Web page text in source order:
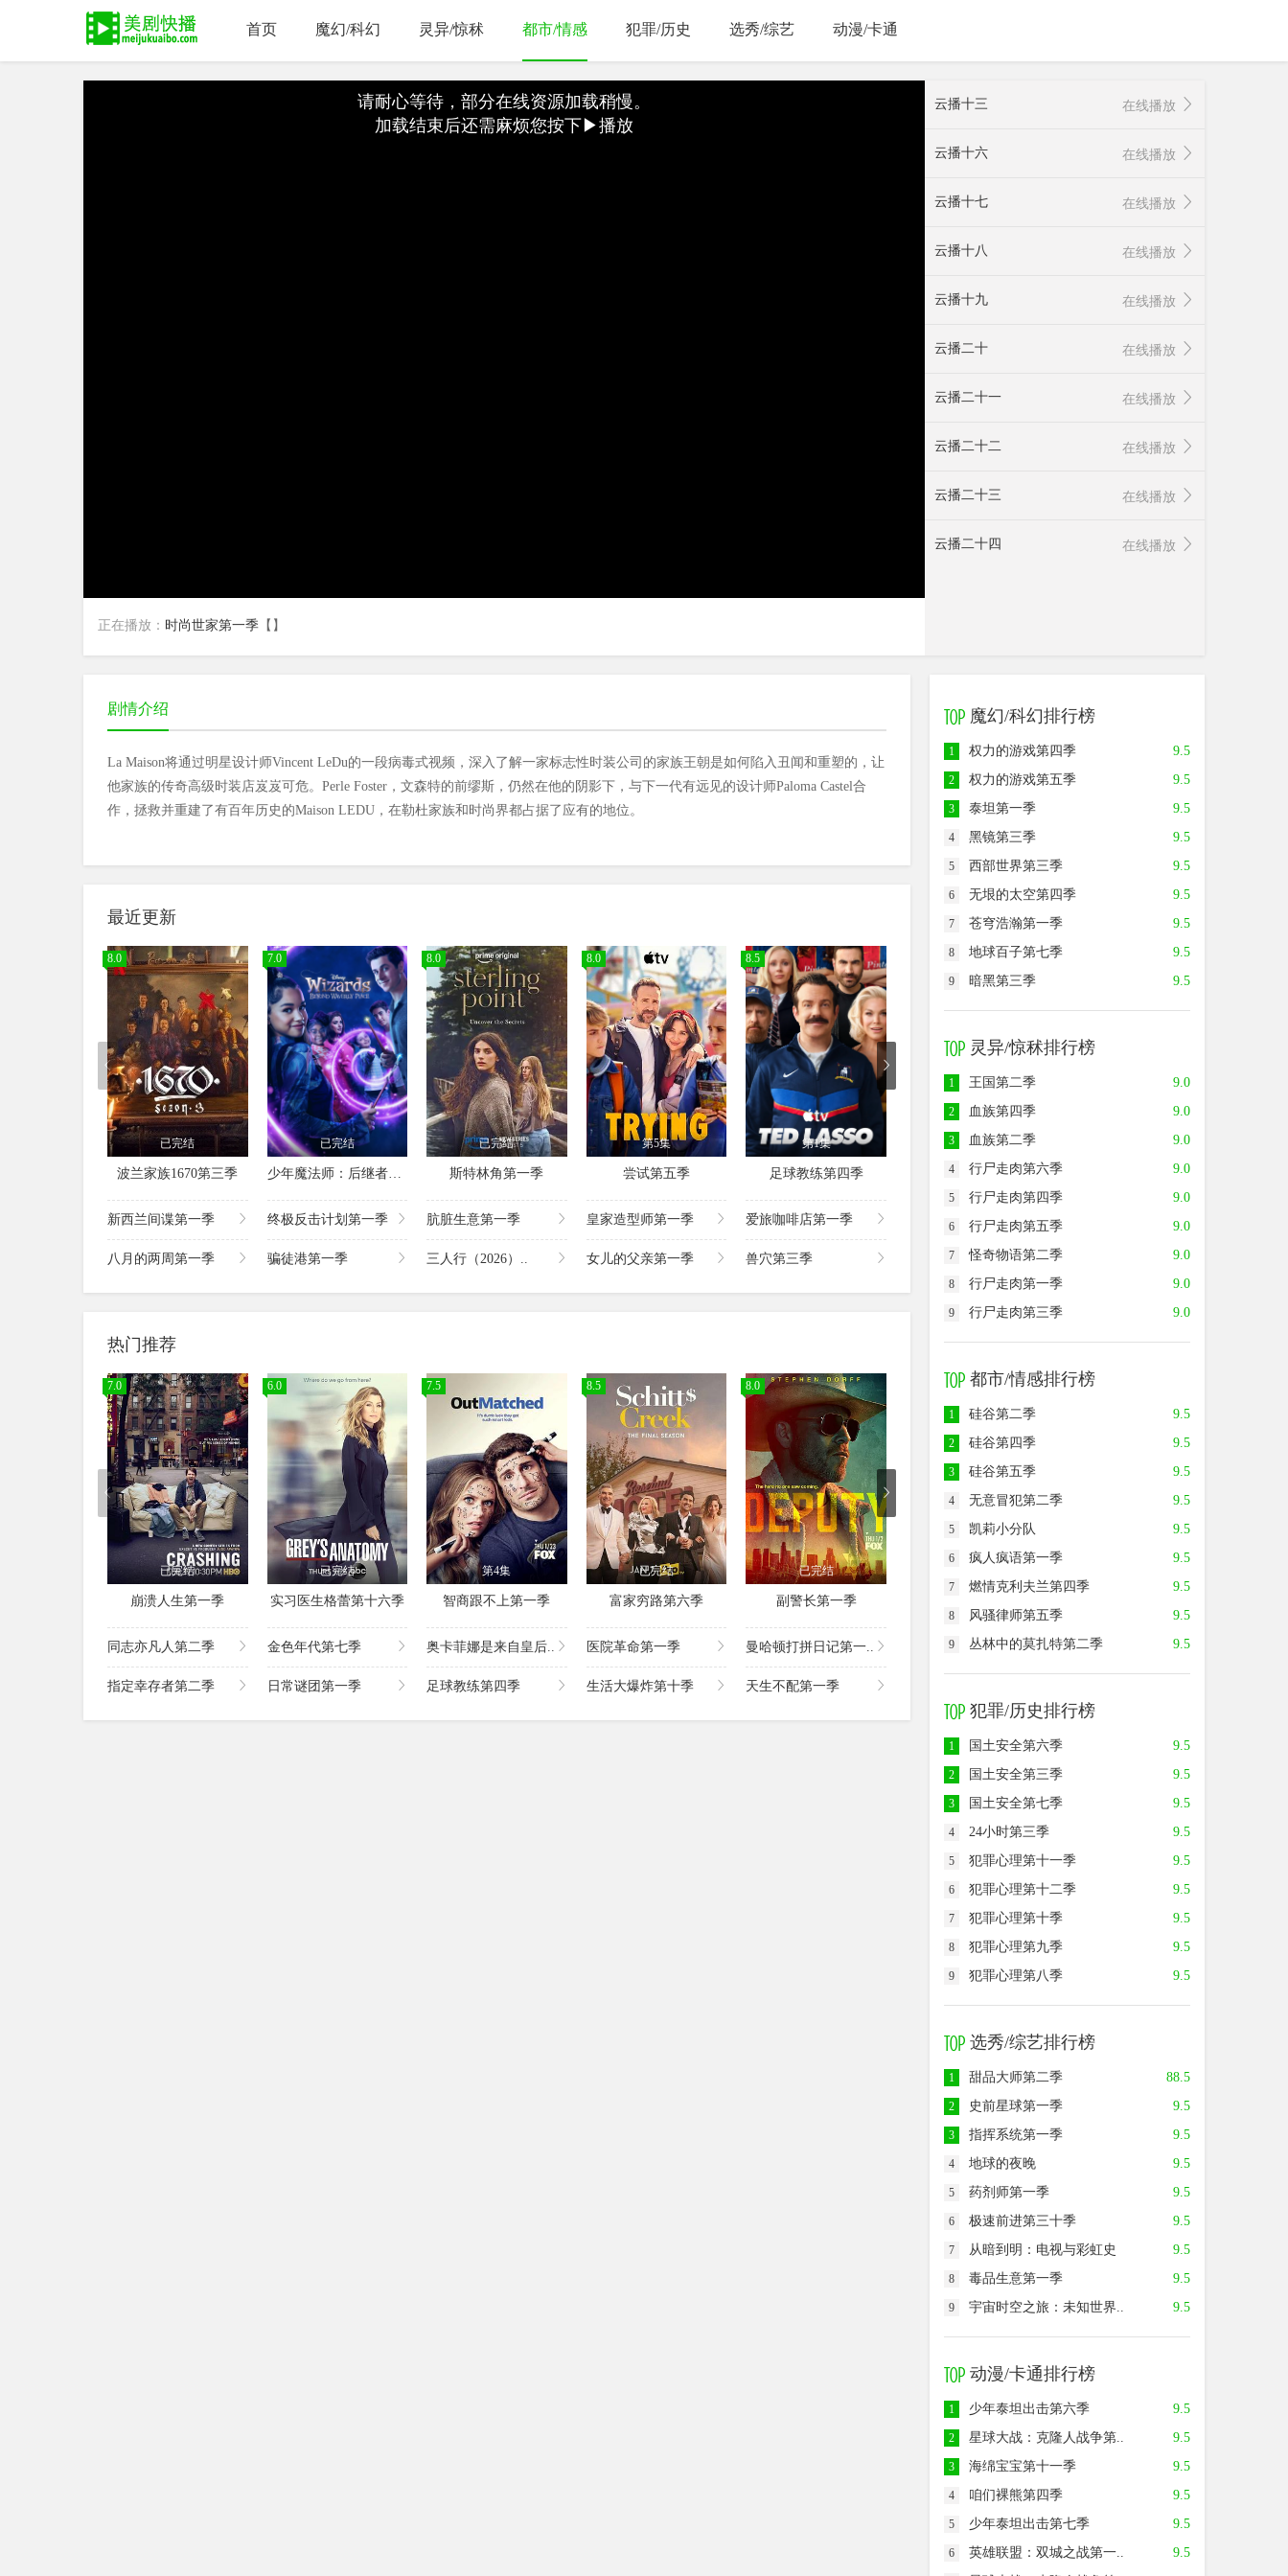
首页 魔幻/科幻 灵异/惊秫 都市/情感 犯罪/历史 选秀/综艺 动漫/卡通
请耐心等待，部分在线资源加载稍慢。
加载结束后还需麻烦您按下▶播放
正在播放： 时尚世家第一季 【】
在线播放
云播十三
在线播放
云播十六
在线播放
云播十七
在线播放
云播十八
在线播放
云播十九
在线播放
云播二十
在线播放
云播二十一
在线播放
云播二十二
在线播放
云播二十三
在线播放
云播二十四
剧情介绍
La Maison将通过明星设计师Vincent LeDu的一段病毒式视频，深入了解一家标志性时装公司的家族王朝是如何陷入丑闻和重塑的，让
他家族的传奇高级时装店岌岌可危。Perle Foster，文森特的前缪斯，仍然在他的阴影下，与下一代有远见的设计师Paloma Castel合
作，拯救并重建了有百年历史的Maison LEDU，在勒杜家族和时尚界都占据了应有的地位。
最近更新
8.0
已完结
波兰家族1670第三季
7.0
已完结
少年魔法师：后继者第三季
8.0
已完结
斯特林角第一季
8.0
第5集
尝试第五季
8.5
第1集
足球教练第四季
第3集
爱情小狗牵第三季 牧师神探第十一季
新西兰间谍第一季 终极反击计划第一季 肮脏生意第一季 皇家造型师第一季 爱旅咖啡店第一季
八月的两周第一季 骗徒港第一季 三人行（2026）.. 女儿的父亲第一季 兽穴第三季
热门推荐
7.0
已完结
崩溃人生第一季
6.0
已完结
实习医生格蕾第十六季
7.5
第4集
智商跟不上第一季
8.5
已完结
富家穷路第六季
8.0
已完结
副警长第一季
9.0
同志亦凡人第二季 金色年代第七季 奥卡菲娜是来自皇后.. 医院革命第一季 曼哈顿打拼日记第一..
指定幸存者第二季 日常谜团第一季 足球教练第四季 生活大爆炸第十季 天生不配第一季
魔幻/科幻排行榜
9.5
1
权力的游戏第四季
9.5
2
权力的游戏第五季
9.5
3
泰坦第一季
9.5
4
黑镜第三季
9.5
5
西部世界第三季
9.5
6
无垠的太空第四季
9.5
7
苍穹浩瀚第一季
9.5
8
地球百子第七季
9.5
9 暗黑第三季
灵异/惊秫排行榜
9.0
1
王国第二季
9.0
2
血族第四季
9.0
3
血族第二季
9.0
4
行尸走肉第六季
9.0
5
行尸走肉第四季
9.0
6
行尸走肉第五季
9.0
7
怪奇物语第二季
9.0
8
行尸走肉第一季
9.0
9 行尸走肉第三季
都市/情感排行榜
9.5
1
硅谷第二季
9.5
2
硅谷第四季
9.5
3
硅谷第五季
9.5
4
无意冒犯第二季
9.5
5
凯莉小分队
9.5
6
疯人疯语第一季
9.5
7
燃情克利夫兰第四季
9.5
8
风骚律师第五季
9.5
9 丛林中的莫扎特第二季
犯罪/历史排行榜
9.5
1
国土安全第六季
9.5
2
国土安全第三季
9.5
3
国土安全第七季
9.5
4
24小时第三季
9.5
5
犯罪心理第十一季
9.5
6
犯罪心理第十二季
9.5
7
犯罪心理第十季
9.5
8
犯罪心理第九季
9.5
9 犯罪心理第八季
选秀/综艺排行榜
88.5
1
甜品大师第二季
9.5
2
史前星球第一季
9.5
3
指挥系统第一季
9.5
4
地球的夜晚
9.5
5
药剂师第一季
9.5
6
极速前进第三十季
9.5
7
从暗到明：电视与彩虹史
9.5
8
毒品生意第一季
9.5
9 宇宙时空之旅：未知世界..
动漫/卡通排行榜
9.5
1
少年泰坦出击第六季
9.5
2
星球大战：克隆人战争第..
9.5
3
海绵宝宝第十一季
9.5
4
咱们裸熊第四季
9.5
5
少年泰坦出击第七季
9.5
6
英雄联盟：双城之战第一..